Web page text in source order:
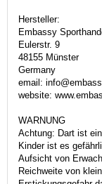
Hersteller:
Embassy
Eulerstr. 9
48155 Münster
Germany
email:
website:
WARNUNG
Achtung: Dart ist
Kinder ist es
Aufsicht von
Reichweite von